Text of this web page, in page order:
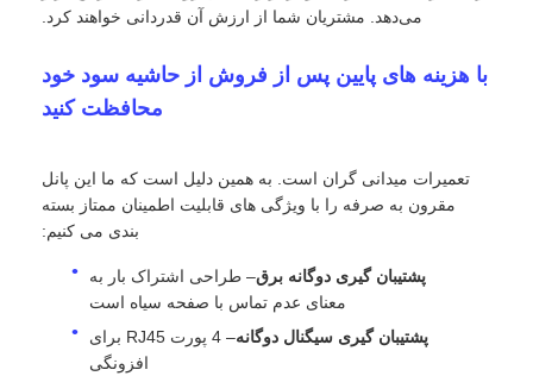
خانه
محصولات
می‌دهد. مشتریان شما از ارزش آن قدردانی خواهند کرد.
با هزینه های پایین پس از فروش از حاشیه سود خود
محافظت کنید
تعمیرات میدانی گران است. به همین دلیل است که ما این پانل
مقرون به صرفه را با ویژگی های قابلیت اطمینان ممتاز بسته
بندی می کنیم:
پشتیبان گیری دوگانه برق– طراحی اشتراک بار به
معنای عدم تماس با صفحه سیاه است
پشتیبان گیری سیگنال دوگانه
– 4 پورت RJ45 برای
افزونگی